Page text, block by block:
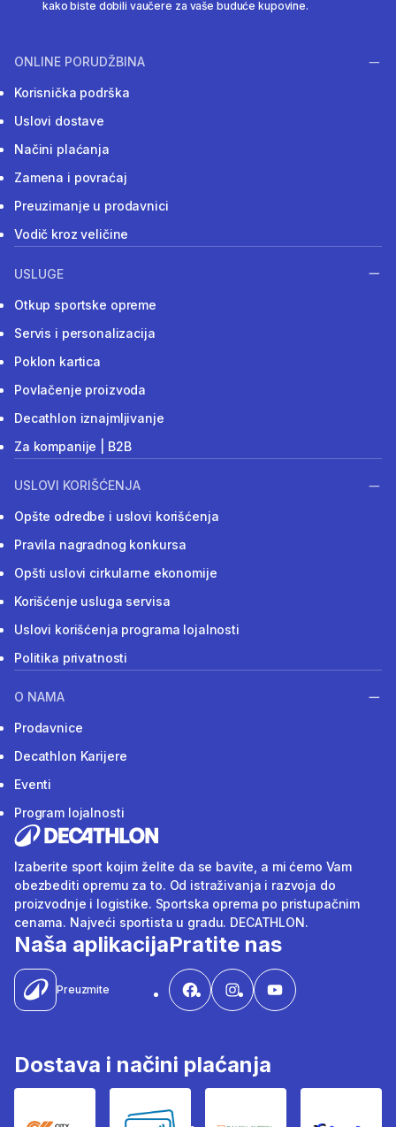
kako biste dobili vaučere za vaše buduće kupovine.
ONLINE PORUDŽBINA
Korisnička podrška
Uslovi dostave
Načini plaćanja
Zamena i povraćaj
Preuzimanje u prodavnici
Vodič kroz veličine
USLUGE
Otkup sportske opreme
Servis i personalizacija
Poklon kartica
Povlačenje proizvoda
Decathlon iznajmljivanje
Za kompanije | B2B
USLOVI KORIŠĆENJA
Opšte odredbe i uslovi korišćenja
Pravila nagradnog konkursa
Opšti uslovi cirkularne ekonomije
Korišćenje usluga servisa
Uslovi korišćenja programa lojalnosti
Politika privatnosti
O NAMA
Prodavnice
Decathlon Karijere
Eventi
Program lojalnosti
Izaberite sport kojim želite da se bavite, a mi ćemo Vam
obezbediti opremu za to. Od istraživanja i razvoja do
proizvodnje i logistike. Sportska oprema po pristupačnim
cenama. Najveći sportista u gradu. DECATHLON.
Naša aplikacija
Preuzmite
Pratite nas
Dostava i načini plaćanja